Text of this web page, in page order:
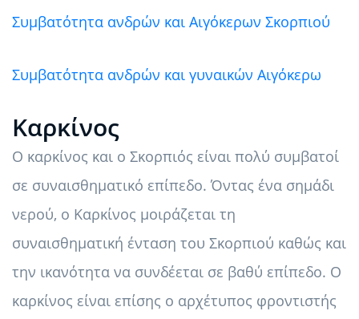
Συμβατότητα ανδρών και Αιγόκερων Σκορπιού
Συμβατότητα ανδρών και γυναικών Αιγόκερω
Καρκίνος
Ο καρκίνος και ο Σκορπιός είναι πολύ συμβατοί
σε συναισθηματικό επίπεδο. Όντας ένα σημάδι
νερού, ο Καρκίνος μοιράζεται τη
συναισθηματική ένταση του Σκορπιού καθώς και
την ικανότητα να συνδέεται σε βαθύ επίπεδο. Ο
καρκίνος είναι επίσης ο αρχέτυπος φροντιστής